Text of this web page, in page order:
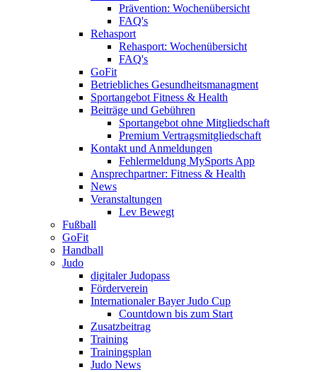
Prävention: Wochenübersicht
FAQ's
Rehasport
Rehasport: Wochenübersicht
FAQ's
GoFit
Betriebliches Gesundheitsmanagment
Sportangebot Fitness & Health
Beiträge und Gebühren
Sportangebot ohne Mitgliedschaft
Premium Vertragsmitgliedschaft
Kontakt und Anmeldungen
Fehlermeldung MySports App
Ansprechpartner: Fitness & Health
News
Veranstaltungen
Lev Bewegt
Fußball
GoFit
Handball
Judo
digitaler Judopass
Förderverein
Internationaler Bayer Judo Cup
Countdown bis zum Start
Zusatzbeitrag
Training
Trainingsplan
Judo News